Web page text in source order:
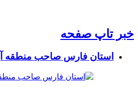
خبر تاپ صفحه
استان فارس صاحب منطقه